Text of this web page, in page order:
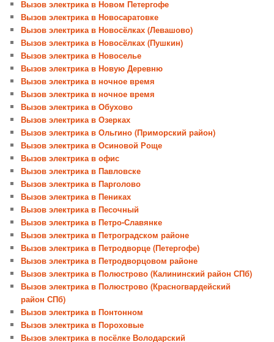
Вызов электрика в Новом Петергофе
Вызов электрика в Новосаратовке
Вызов электрика в Новосёлках (Левашово)
Вызов электрика в Новосёлках (Пушкин)
Вызов электрика в Новоселье
Вызов электрика в Новую Деревню
Вызов электрика в ночное время
Вызов электрика в ночное время
Вызов электрика в Обухово
Вызов электрика в Озерках
Вызов электрика в Ольгино (Приморский район)
Вызов электрика в Осиновой Роще
Вызов электрика в офис
Вызов электрика в Павловске
Вызов электрика в Парголово
Вызов электрика в Пениках
Вызов электрика в Песочный
Вызов электрика в Петро-Славянке
Вызов электрика в Петроградском районе
Вызов электрика в Петродворце (Петергофе)
Вызов электрика в Петродворцовом районе
Вызов электрика в Полюстрово (Калининский район СПб)
Вызов электрика в Полюстрово (Красногвардейский
район СПб)
Вызов электрика в Понтонном
Вызов электрика в Пороховые
Вызов электрика в посёлке Володарский